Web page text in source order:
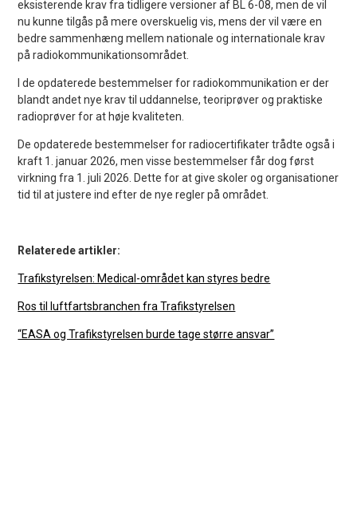
eksisterende krav fra tidligere versioner af BL 6-08, men de vil
nu kunne tilgås på mere overskuelig vis, mens der vil være en
bedre sammenhæng mellem nationale og internationale krav
på radiokommunikationsområdet.
I de opdaterede bestemmelser for radiokommunikation er der
blandt andet nye krav til uddannelse, teoriprøver og praktiske
radioprøver for at høje kvaliteten.
De opdaterede bestemmelser for radiocertifikater trådte også i
kraft 1. januar 2026, men visse bestemmelser får dog først
virkning fra 1. juli 2026. Dette for at give skoler og organisationer
tid til at justere ind efter de nye regler på området.
Relaterede artikler:
Trafikstyrelsen: Medical-området kan styres bedre
Ros til luftfartsbranchen fra Trafikstyrelsen
“EASA og Trafikstyrelsen burde tage større ansvar”